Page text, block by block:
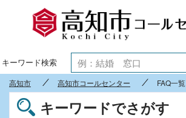
キーワード検索
高知市 高知市コールセンター FAQ一覧
キーワードでさがす